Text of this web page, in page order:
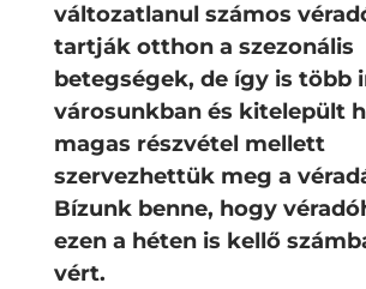
változatlanul számos
tartják otthon a szezonális
betegségek, de így is több
városunkban és kitelepült
magas részvétel mellett
szervezhettük meg a
Bízunk benne, hogy
ezen a héten is kellő
vért.